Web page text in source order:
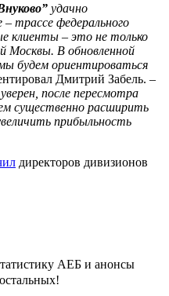
удачно
трассе федерального
клиенты – это не только
Москвы. В обновленной
будем ориентироваться
Дмитрий Забель. –
после пересмотра
существенно расширить
прибыльность
директоров дивизионов
АЕБ и анонсы